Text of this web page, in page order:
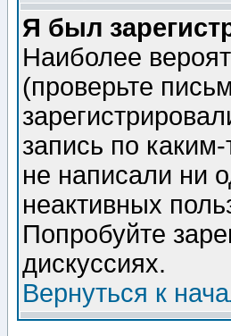
Я был
Наиболее
(проверьте
запись по
не написали ни
неактивных
Попробуйте
дискуссиях.
Вернуться к